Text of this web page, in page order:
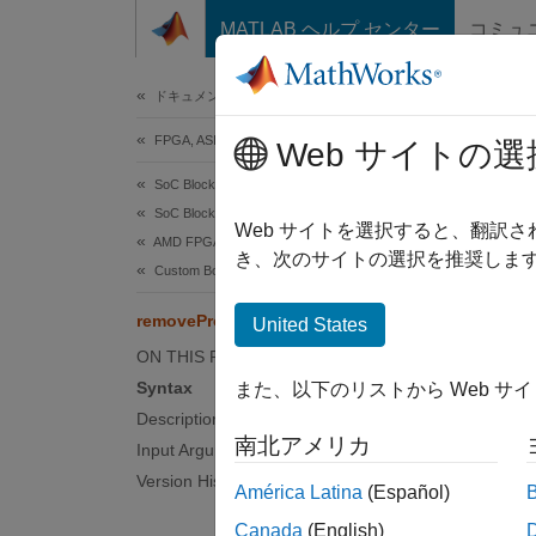
コンテンツへスキップ
MATLAB ヘルプ センター コミュ
ドキュメンテーションのホーム
FPGA, ASIC, and SoC Development
SoC Blockset
SoC Blockset Supported Hardware
AMD FPGA and SoC Devices
Custom Board Support
removeProcessorCore
ON THIS PAGE
Syntax
Description
Input Arguments
Version History
Class:
Web サイトの選
Web サイトを選択すると、翻訳
き、次のサイトの選択を推奨しま
United States
また、以下のリストから Web サ
南北アメリカ
América Latina (Español)
Canada (English)